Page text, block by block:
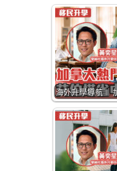
海外升學導航 ｜